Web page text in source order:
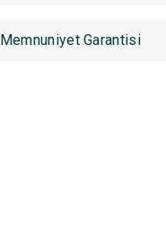
Memnuniyet Garantisi